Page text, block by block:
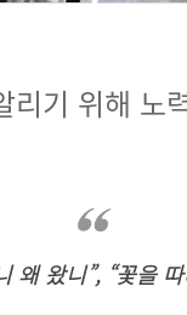
기 위해 노
왜 왔니”, “꽃을